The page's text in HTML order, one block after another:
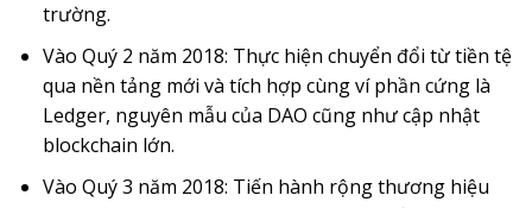
trường.
Vào Quý 2 năm 2018: Thực hiện chuyển đổi từ tiền tệ
qua nền tảng mới và tích hợp cùng ví phần cứng là
Ledger, nguyên mẫu của DAO cũng như cập nhật
blockchain lớn.
Vào Quý 3 năm 2018: Tiến hành rộng thương hiệu